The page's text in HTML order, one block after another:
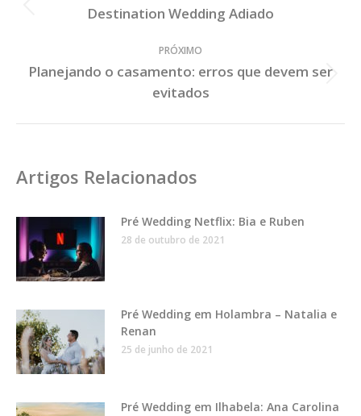
Post
Destination Wedding Adiado
PRÓXIMO
Próximo
Post:
Planejando o casamento: erros que devem ser
evitados
Artigos Relacionados
Pré Wedding Netflix: Bia e Ruben
28 de outubro de 2021
Pré Wedding em Holambra – Natalia e
Renan
25 de junho de 2021
Pré Wedding em Ilhabela: Ana Carolina